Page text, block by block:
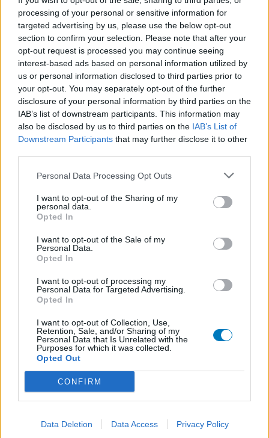
processing of your personal or sensitive information for
targeted advertising by us, please use the below opt-out
section to confirm your selection. Please note that after your
opt-out request is processed you may continue seeing
interest-based ads based on personal information utilized by
us or personal information disclosed to third parties prior to
your opt-out. You may separately opt-out of the further
disclosure of your personal information by third parties on the
IAB’s list of downstream participants. This information may
also be disclosed by us to third parties on the IAB’s List of
Downstream Participants that may further disclose it to other
Personal Data Processing Opt Outs
I want to opt-out of the Sharing of my
personal data.
Opted In
I want to opt-out of the Sale of my
Personal Data.
Opted In
I want to opt-out of processing my
Personal Data for Targeted Advertising.
Opted In
I want to opt-out of Collection, Use,
Retention, Sale, and/or Sharing of my
Personal Data that Is Unrelated with the
Purposes for which it was collected.
Opted Out
CONFIRM
Data Deletion Data Access Privacy Policy
Epilepsie
Furabid (735)
Antibiotica - urineweginfectie
Mirtazapine (731)
Depressie - antidepressiva overig
Amitriptyline (699)
Depressie - antidepressiva TCA
Efexor (665)
Depressie - antidepressiva overig
Seroquel (647)
Psychose / schizofrenie - antipsychotica
Escitalopram (647)
Amoxicilline (646)
Antibiotica - penicillines breedspectrum
Verslavingsziekten
Metformine (620)
Diabetes (suikerziekte) - orale middelen
Implanon (hormoonimplantaat) (584)
Anticonceptie - overig
Lexapro (509)
Depressie - antidepressiva SSRI
Concerta (503)
Amlodipine (493)